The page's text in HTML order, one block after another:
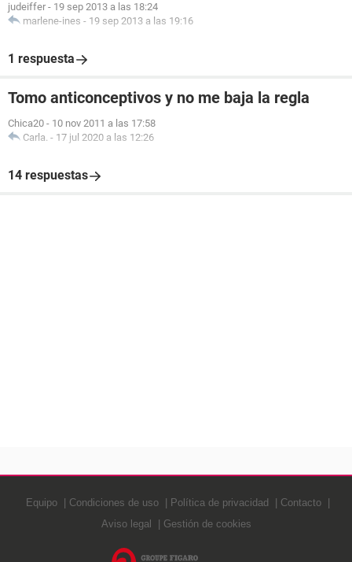
judeiffer - 19 sep 2013 a las 18:24
marlene-ines - 19 sep 2013 a las 19:16
1 respuesta
Tomo anticonceptivos y no me baja la regla
Chica20 - 10 nov 2011 a las 17:58
Carla. - 17 jul 2020 a las 12:26
14 respuestas
Equipo Condiciones de uso Política de privacidad
Contacto
Aviso legal
Gestión de cookies